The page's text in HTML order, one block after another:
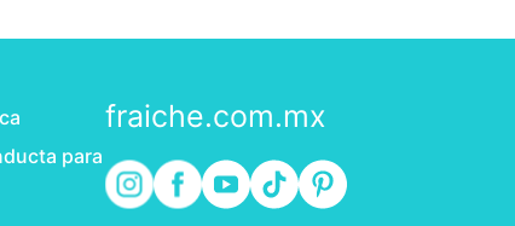
para
fraiche.com.mx